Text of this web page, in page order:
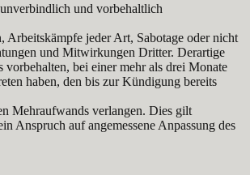
und vorbehaltlich
Arbeitskämpfe jeder Art, Sabotage oder nicht
und Mitwirkungen Dritter. Derartige
bei einer mehr als drei Monate
haben, den bis zur Kündigung bereits
Mehraufwands verlangen. Dies gilt
Anspruch auf angemessene Anpassung des